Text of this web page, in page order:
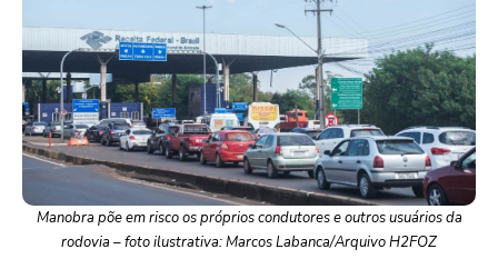
Manobra põe em risco os próprios condutores e outros usuários da
rodovia – foto ilustrativa: Marcos Labanca/Arquivo H2FOZ